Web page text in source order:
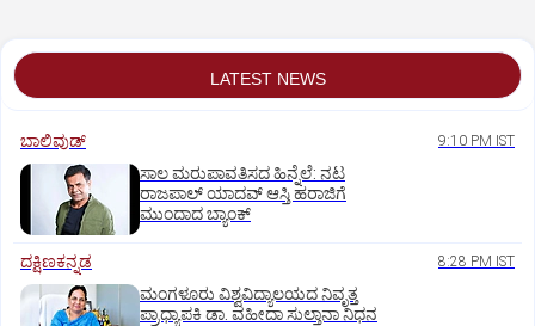
LATEST NEWS
ಬಾಲಿವುಡ್‌ 9:10 PM IST
ಸಾಲ ಮರುಪಾವತಿಸದ ಹಿನ್ನೆಲೆ: ನಟ
ರಾಜಪಾಲ್ ಯಾದವ್‌ ಆಸ್ತಿ ಹರಾಜಿಗೆ
ಮುಂದಾದ ಬ್ಯಾಂಕ್
ದಕ್ಷಿಣಕನ್ನಡ 8:28 PM IST
ಮಂಗಳೂರು ವಿಶ್ವವಿದ್ಯಾಲಯದ ನಿವೃತ್ತ
ಪ್ರಾಧ್ಯಾಪಕಿ ಡಾ. ವಹೀದಾ ಸುಲ್ತಾನಾ ನಿಧನ